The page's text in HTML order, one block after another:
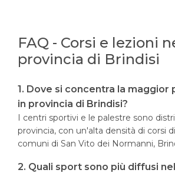
FAQ - Corsi e lezioni
provincia di Brindisi
1. Dove si concentra la maggior
in provincia di Brindisi?
I centri sportivi e le palestre sono
provincia, con un'alta densità di corsi
comuni di San Vito dei Normanni,
2. Quali sport sono più diffusi